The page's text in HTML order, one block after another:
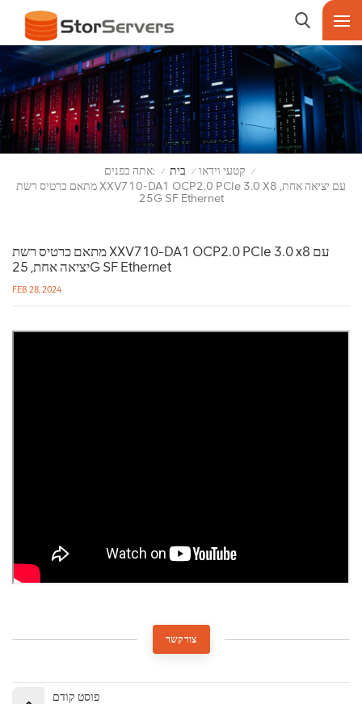
אתה בפנים: / בית / קטעי וידאו /
מתאם כרטיס רשת XXV710-DA1 OCP2.0 PCIe 3.0 X8 עם יציאה אחת,
25G SF Ethernet
מתאם כרטיס רשת XXV710-DA1 OCP2.0 PCIe 3.0 x8 עם
יציאה אחת, 25G SF Ethernet
FEB 28, 2024
צור קשר
פוסט קודם